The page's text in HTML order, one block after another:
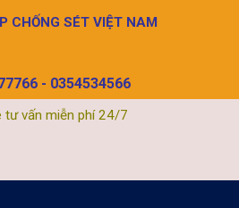
CHỐNG SÉT VIỆT NAM
- 0354534566
tư vấn miễn phí 24/7